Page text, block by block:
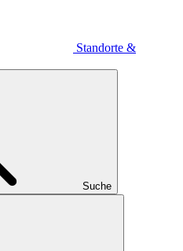
Standorte &
Suche